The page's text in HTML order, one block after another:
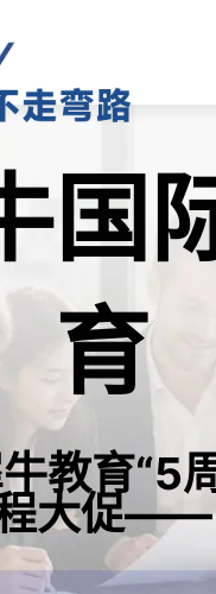
国
育
教育“5
大促——